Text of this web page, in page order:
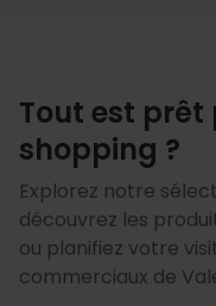
Tout est prêt
shopping ?
Explorez notre
découvrez les
ou planifiez votre
commerciaux de